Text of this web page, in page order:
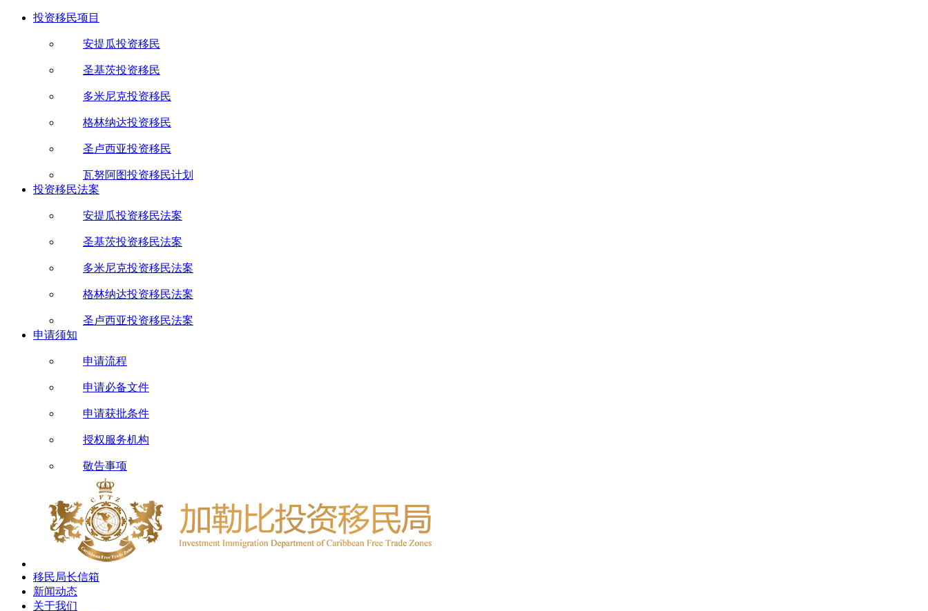
投资移民项目
安提瓜投资移民
圣基茨投资移民
多米尼克投资移民
格林纳达投资移民
圣卢西亚投资移民
瓦努阿图投资移民计划
投资移民法案
安提瓜投资移民法案
圣基茨投资移民法案
多米尼克投资移民法案
格林纳达投资移民法案
圣卢西亚投资移民法案
申请须知
申请流程
申请必备文件
申请获批条件
授权服务机构
敬告事项
移民局长信箱
新闻动态
关于我们